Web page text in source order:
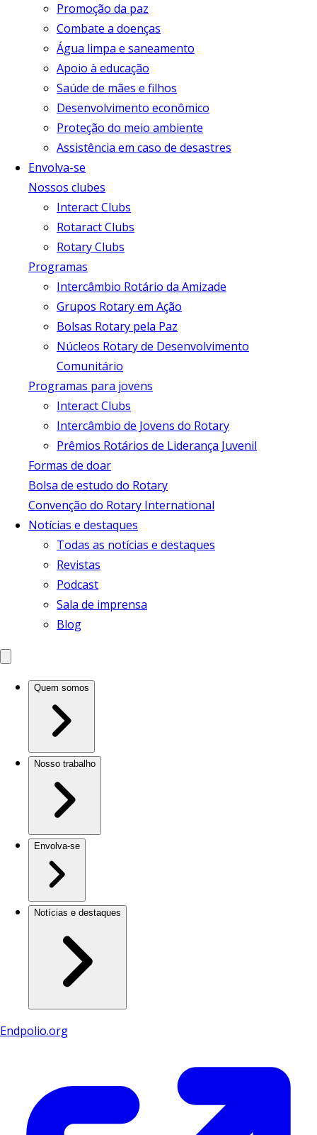
Promoção da paz
Combate a doenças
Água limpa e saneamento
Apoio à educação
Saúde de mães e filhos
Desenvolvimento econômico
Proteção do meio ambiente
Assistência em caso de desastres
Envolva-se
Nossos clubes
Interact Clubs
Rotaract Clubs
Rotary Clubs
Programas
Intercâmbio Rotário da Amizade
Grupos Rotary em Ação
Bolsas Rotary pela Paz
Núcleos Rotary de Desenvolvimento
Comunitário
Programas para jovens
Interact Clubs
Intercâmbio de Jovens do Rotary
Prêmios Rotários de Liderança Juvenil
Formas de doar
Bolsa de estudo do Rotary
Convenção do Rotary International
Notícias e destaques
Todas as notícias e destaques
Revistas
Podcast
Sala de imprensa
Blog
Quem somos
Nosso trabalho
Envolva-se
Notícias e destaques
Endpolio.org